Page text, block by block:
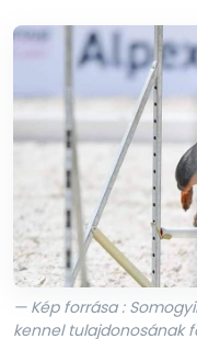
— Kép forrása :
kennel tulajdonosának